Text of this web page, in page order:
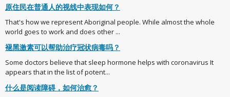
原住民在普通人的视线中表现如何？
That's how we represent Aboriginal people. While almost the whole
world goes to work and does other ...
褪黑激素可以帮助治疗冠状病毒吗？
Some doctors believe that sleep hormone helps with coronavirus It
appears that in the list of potent...
什么是阅读障碍，如何治愈？